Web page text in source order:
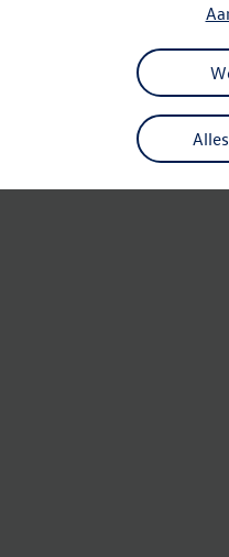
Something went
refreshing the app